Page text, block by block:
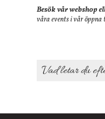
Besök vår webshop
våra events i vår öppna